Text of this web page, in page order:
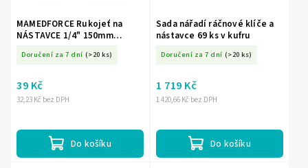
MAMEDFORCE Rukojeť na
NÁSTAVCE 1/4" 150mm
Rukojeť
Doručení za 7 dní (>20 ks)
32,23 Kč bez DPH
39 Kč
Do košíku
Sada nářadí ráčnové klíče a
nástavce 69 ks v kufru
Doručení za 7 dní (>20 ks)
1 420,66 Kč bez DPH
1 719 Kč
Do košíku